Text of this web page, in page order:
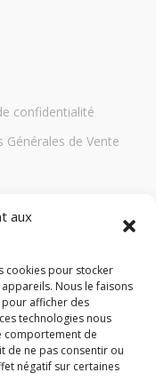
aux
cookies pour stocker
Nous le faisons
afficher des
technologies nous
comportement de
de ne pas consentir ou
négatif sur certaines
confidentialité
Générales de Vente